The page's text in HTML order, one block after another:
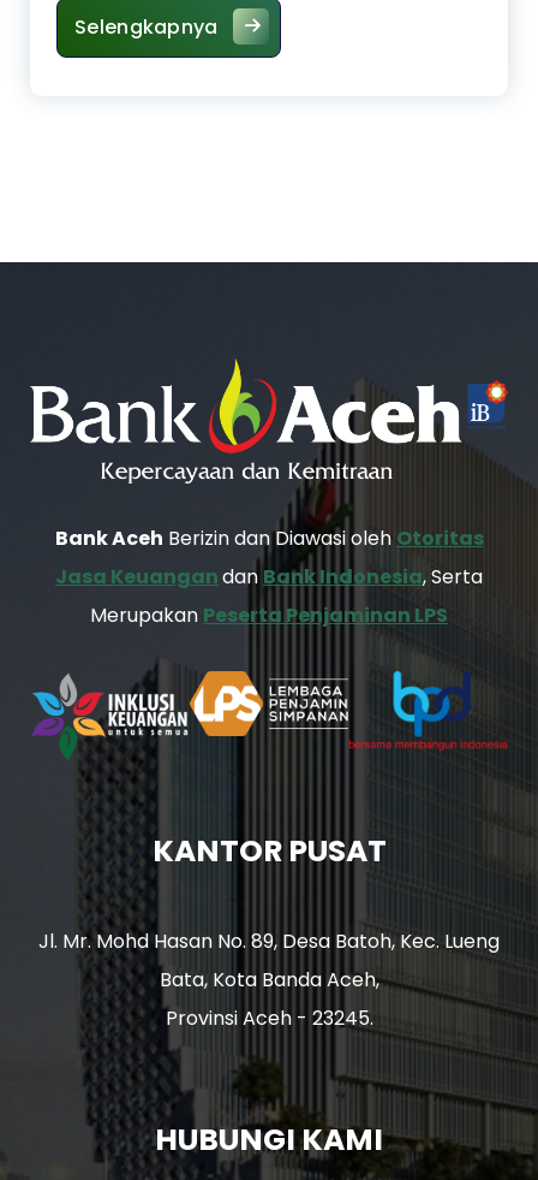
Selengkapnya Promo Takjil Bank Aceh
Bank Aceh Berizin dan Diawasi oleh Otoritas
Jasa Keuangandan Bank Indonesia, Serta
Merupakan Peserta Penjaminan LPS
KANTOR PUSAT
Jl. Mr. Mohd Hasan No. 89, Desa Batoh, Kec. Lueng
Bata, Kota Banda Aceh,
Provinsi Aceh - 23245.
HUBUNGI KAMI